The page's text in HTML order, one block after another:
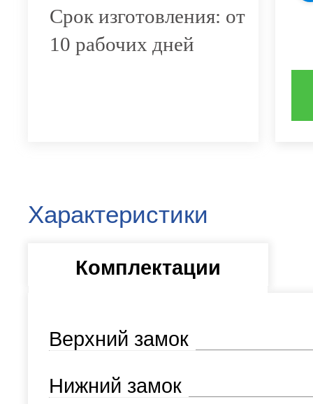
Срок изготовления: от
10 рабочих дней
Характеристики
Комплектации
Верхний замок
Нижний замок